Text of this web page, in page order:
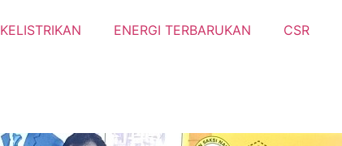
KELISTRIKAN ENERGI TERBARUKAN CSR